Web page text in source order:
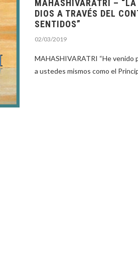
MAHASHIVARATRI –
DIOS A TRAVÉS DEL
SENTIDOS”
02/03/2019
MAHASHIVARATRI “He venido
a ustedes mismos como el